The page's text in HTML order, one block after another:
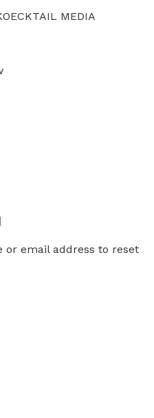
MEDIA
or email address to reset